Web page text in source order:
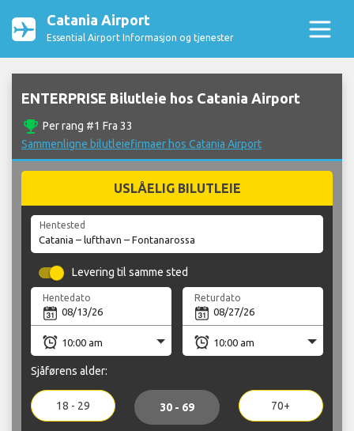
Catania Airport
Essential Airport Informasjon og tjenester
ENTERPRISE Bilutleie hos Catania Airport
emoji_events Per rang #1 Fra 33
Sammenligne bilutleiefirmaer hos Catania Airport
USLÅELIG BILUTLEIE
Hentested
Levering til samme sted
Hentedato Returdato
Sjåførens alder:
18 - 29 30 - 69 70+